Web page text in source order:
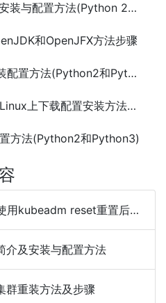
Python pip Windows上安装与配置方法(Python 2和Python 3)
和OpenJFX方法步骤
Python在windows上安装配置方法(Python2和Python3)
Python 3.7.9使用源码在Linux上下载配置安装方法及步骤
方法(Python2和Python3)
重置后 kubeadm init 失败的解决方法
及安装与配置方法
重装方法及步骤